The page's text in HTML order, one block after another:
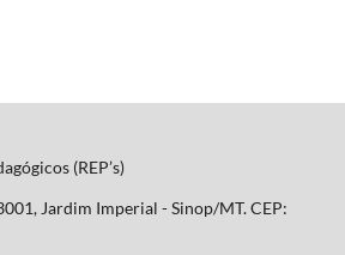
(REP’s)
Jardim Imperial - Sinop/MT. CEP: